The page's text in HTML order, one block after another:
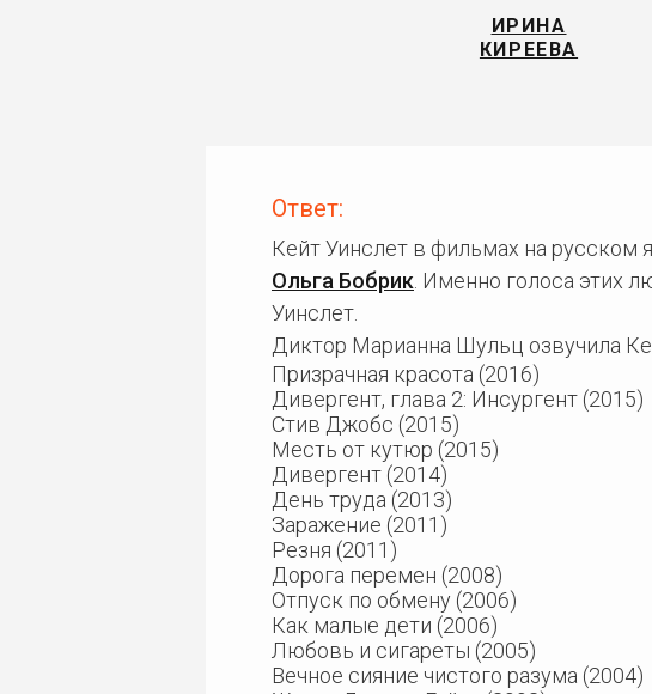
ИРИНА
КИРЕЕВА
Ответ:
Кейт Уинслет в фильмах на русском
Ольга Бобрик . Именно голоса этих
Уинслет.
Диктор Марианна Шульц озвучила
Призрачная красота (2016)
Дивергент, глава 2: Инсургент (2015)
Стив Джобс (2015)
Месть от кутюр (2015)
Дивергент (2014)
День труда (2013)
Заражение (2011)
Резня (2011)
Дорога перемен (2008)
Отпуск по обмену (2006)
Как малые дети (2006)
Любовь и сигареты (2005)
Вечное сияние чистого разума (2004)